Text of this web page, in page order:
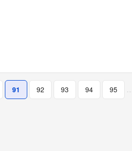
91 92 93 94 95